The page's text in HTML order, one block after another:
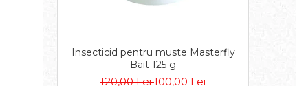
Insecticid pentru muste Masterfly
Bait 125 g
120,00 Lei100,00 Lei